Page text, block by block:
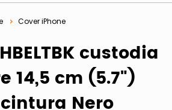
Cover iPhone
custodia
14,5 cm (5.7")
Nero